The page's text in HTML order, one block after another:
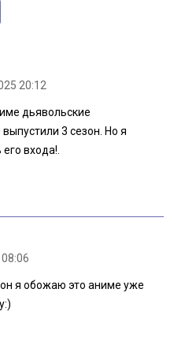
20:12
дьявольские
3 сезон. Но я
входа!.
08:06
я обожаю это аниме уже